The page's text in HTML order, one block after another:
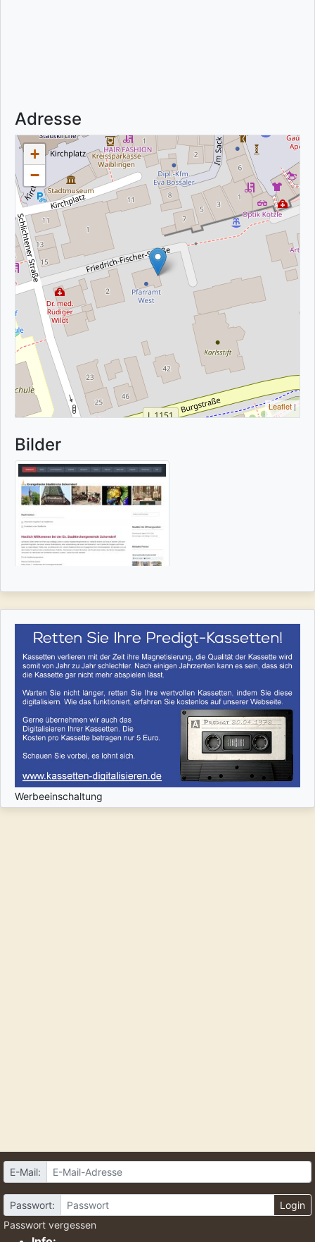
Adresse
+
−
Leaflet|
Bilder
Werbeeinschaltung
E-Mail:
Passwort:
Login
Passwort vergessen